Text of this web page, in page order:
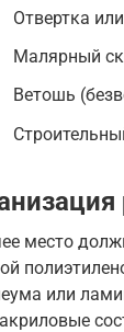
Отвертка
Малярный
Ветошь
место
или